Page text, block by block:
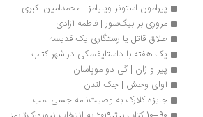
پیرامون استونر ویلیامز | محمدامین اکبری
مروری بر بیگ‌سور | فاطمه آزادی
طلاق قاتل یا رستگاری یک قدیسه
یک هفته با داستایفسکی در شهر کتاب
پیر و ژان | گی دو موپاسان
آوای وحش | جک لندن
جایزه کلارک به وصیت‌نامه جسی لمب